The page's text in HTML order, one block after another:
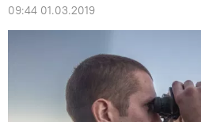
09:44 01.03.2019